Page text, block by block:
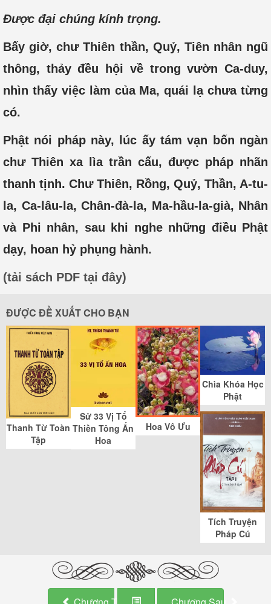
Được đại chúng kính trọng.
Bấy giờ, chư Thiên thần, Quỷ, Tiên nhân ngũ
thông, thảy đều hội về trong vườn Ca-duy,
nhìn thấy việc làm của Ma, quái lạ chưa từng
có.
Phật nói pháp này, lúc ấy tám vạn bốn ngàn
chư Thiên xa lìa trần cấu, được pháp nhãn
thanh tịnh. Chư Thiên, Rồng, Quỷ, Thần, A-tu-
la, Ca-lâu-la, Chân-đà-la, Ma-hầu-la-già, Nhân
và Phi nhân, sau khi nghe những điều Phật
dạy, hoan hỷ phụng hành.
(tải sách PDF tại đây)
ĐƯỢC ĐỀ XUẤT CHO BẠN
Thanh Từ Toàn
Tập
Sử 33 Vị Tổ
Thiền Tông Ấn
Hoa
Hoa Vô Ưu
Chìa Khóa Học
Phật
Tích Truyện
Pháp Cú